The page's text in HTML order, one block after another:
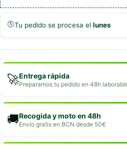
🕔Tu pedido se procesa el lunes
🚀Entrega rápida
Preparamos tu pedido en 48h
🚚Recogida y moto en 48h
Envío gratis en BCN desde 50€